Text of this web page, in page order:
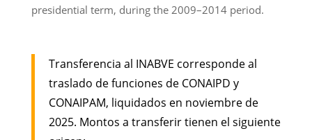
presidential term, during the 2009–2014 period.
Transferencia al INABVE corresponde al
traslado de funciones de CONAIPD y
CONAIPAM, liquidados en noviembre de
2025. Montos a transferir tienen el siguiente